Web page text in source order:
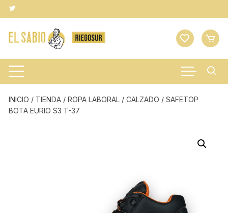
Saltar
al
contenido
INICIO / TIENDA /ROPA LABORAL /CALZADO / SAFETOP
BOTA EURIO S3 T-37